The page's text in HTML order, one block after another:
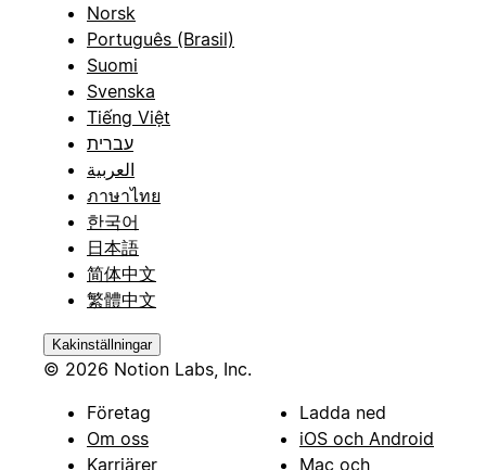
Norsk
Português (Brasil)
Suomi
Svenska
Tiếng Việt
עברית
العربية
ภาษาไทย
한국어
日本語
简体中文
繁體中文
Kakinställningar
© 2026 Notion Labs, Inc.
Företag
Om oss
Karriärer
Ladda ned
iOS och Android
Mac och